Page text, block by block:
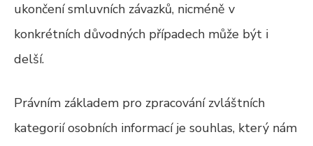
ukončení smluvních závazků, nicméně v
konkrétních důvodných případech může být i
delší.
Právním základem pro zpracování zvláštních
kategorií osobních informací je souhlas, který nám